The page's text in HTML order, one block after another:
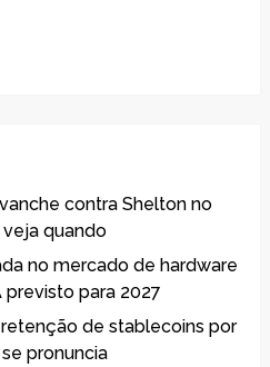
contra Shelton no
quando
no mercado de hardware
para 2027
de stablecoins por
pronuncia